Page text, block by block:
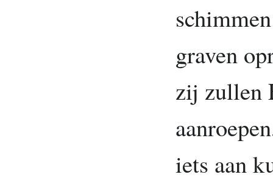
graven
zij zullen
iets aan